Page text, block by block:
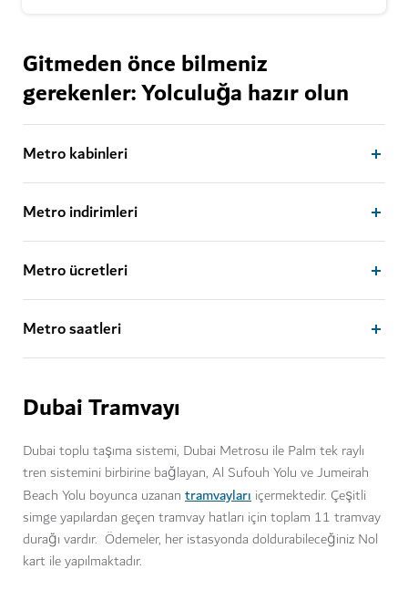
Gitmeden önce bilmeniz
gerekenler: Yolculuğa hazır olun
Metro kabinleri
Metro indirimleri
Metro ücretleri
Metro saatleri
Dubai Tramvayı
Dubai toplu taşıma sistemi, Dubai Metrosu ile Palm tek raylı
tren sistemini birbirine bağlayan, Al Sufouh Yolu ve Jumeirah
Beach Yolu boyunca uzanan tramvayları içermektedir. Çeşitli
simge yapılardan geçen tramvay hatları için toplam 11 tramvay
durağı vardır. Ödemeler, her istasyonda doldurabileceğiniz Nol
kart ile yapılmaktadır.